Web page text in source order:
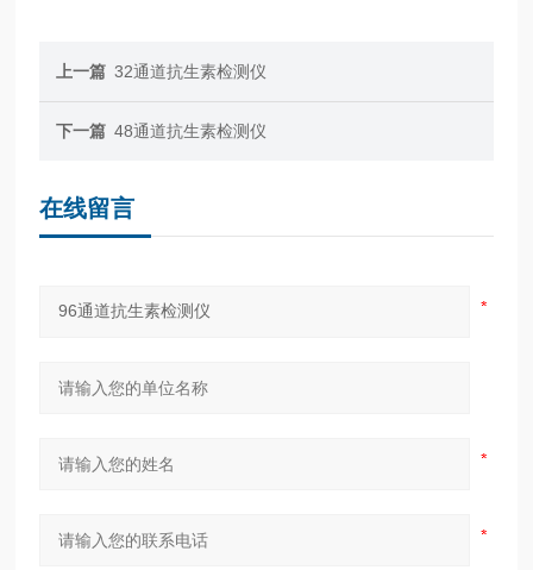
上一篇 32通道抗生素检测仪
下一篇 48通道抗生素检测仪
在线留言